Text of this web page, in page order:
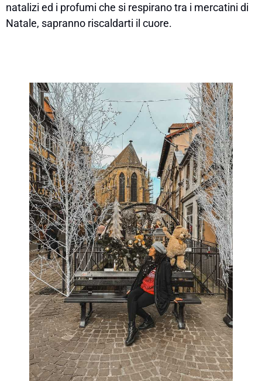
natalizi ed i profumi che si respirano tra i mercatini di
Natale, sapranno riscaldarti il cuore.